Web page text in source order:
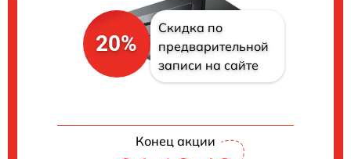
20%
Скидка по
предварительной
записи на сайте
Конец акции